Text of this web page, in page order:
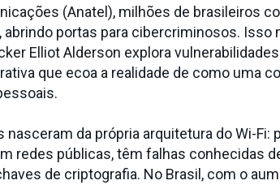
(Anatel), milhões de brasileiros
abrindo portas para cibercriminosos. Isso
Elliot Alderson explora
que ecoa a realidade de como uma
nasceram da própria arquitetura do Wi-Fi:
redes públicas, têm falhas conhecidas
de criptografia. No Brasil, com o